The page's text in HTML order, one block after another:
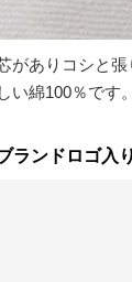
がありコシと
しい綿100％です。
ランドロゴ入